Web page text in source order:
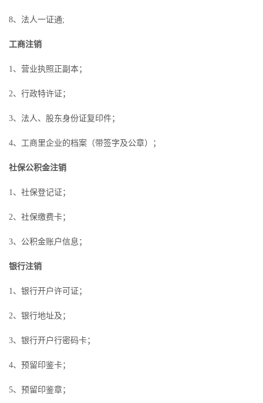
8、法人一证通;
工商注销
1、营业执照正副本；
2、行政特许证；
3、法人、股东身份证复印件；
4、工商里企业的档案（带签字及公章）；
社保公积金注销
1、社保登记证；
2、社保缴费卡；
3、公积金账户信息；
银行注销
1、银行开户许可证；
2、银行地址及；
3、银行开户行密码卡；
4、预留印鉴卡；
5、预留印鉴章；